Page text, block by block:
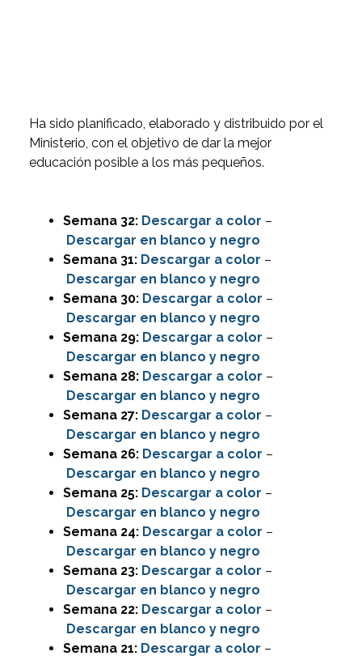
Ha sido planificado, elaborado y distribuido por el
Ministerio, con el objetivo de dar la mejor
educación posible a los más pequeños.
Semana 32: Descargar a color –
Descargar en blanco y negro
Semana 31: Descargar a color –
Descargar en blanco y negro
Semana 30: Descargar a color –
Descargar en blanco y negro
Semana 29: Descargar a color –
Descargar en blanco y negro
Semana 28: Descargar a color –
Descargar en blanco y negro
Semana 27: Descargar a color –
Descargar en blanco y negro
Semana 26: Descargar a color –
Descargar en blanco y negro
Semana 25: Descargar a color –
Descargar en blanco y negro
Semana 24: Descargar a color –
Descargar en blanco y negro
Semana 23: Descargar a color –
Descargar en blanco y negro
Semana 22: Descargar a color –
Descargar en blanco y negro
Semana 21: Descargar a color –